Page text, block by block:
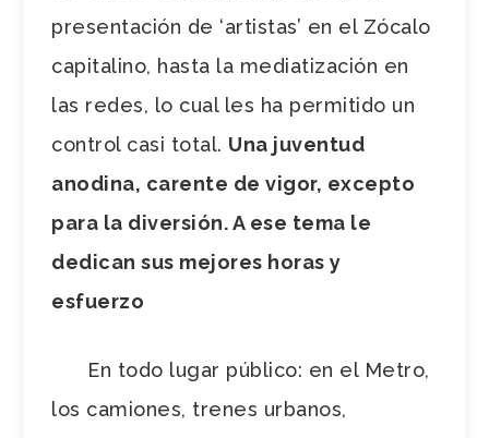
presentación de ‘artistas’ en el Zócalo
capitalino, hasta la mediatización en
las redes, lo cual les ha permitido un
control casi total. Una juventud
anodina, carente de vigor, excepto
para la diversión. A ese tema le
dedican sus mejores horas y
esfuerzo
En todo lugar público: en el Metro,
los camiones, trenes urbanos,